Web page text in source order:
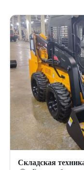
Складская